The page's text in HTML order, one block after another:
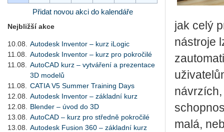
Přidat novou akci do kalendáře
Nejbližší akce
10.08.
Autodesk Inventor – kurz iLogic
11.08.
Autodesk Inventor – kurz pro pokročilé
11.08.
AutoCAD kurz – vytváření a prezentace
3D modelů
11.08.
CATIA V5 Summer Training Days
12.08.
Autodesk Inventor – základní kurz
12.08.
Blender – úvod do 3D
13.08.
AutoCAD – kurz pro středně pokročilé
13.08.
Autodesk Fusion 360 – základní kurz
jak celý
nástroje
malá,